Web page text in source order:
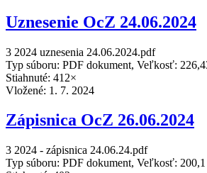
Uznesenie OcZ 24.06.2024
3 2024 uznesenia 24.06.2024.pdf
Typ súboru: PDF dokument, Veľkosť:
Stiahnuté: 412×
Vložené: 1. 7. 2024
Zápisnica OcZ 26.06.2024
3 2024 - zápisnica 24.06.24.pdf
Typ súboru: PDF dokument, Veľkosť: